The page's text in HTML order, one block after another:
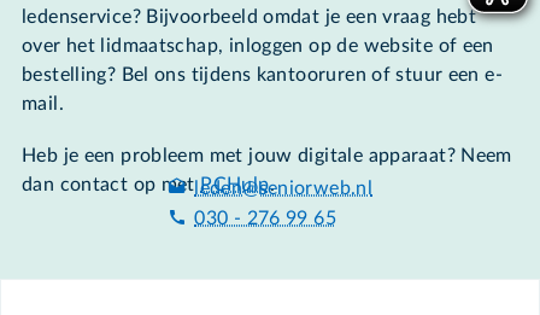
ledenservice? Bijvoorbeeld omdat je een vraag hebt
over het lidmaatschap, inloggen op de website of een
bestelling? Bel ons tijdens kantooruren of stuur een e-
mail.
Heb je een probleem met jouw digitale apparaat? Neem
dan contact op metPCHulp.
leden@seniorweb.nl
030 - 276 99 65